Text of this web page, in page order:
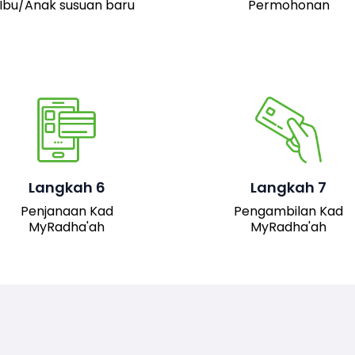
Ibu/Anak susuan baru
Permohonan
Langkah 6
Penjanaan Kad
MyRadha'ah
Setelah permohonan
akan dijana.
Langkah 7
Pengambilan Kad
MyRadha'ah
Pemohon boleh hadir ke
pejabat JAIS untuk
mengambil kad fizikal
MyRadha’ah. Selain itu,
pemohon juga boleh
turun versi digital kad
sistem untuk
kemudahan akses.